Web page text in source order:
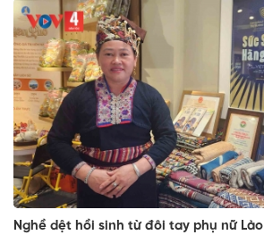
Nghề dệt hồi sinh từ đôi tay phụ nữ Lào